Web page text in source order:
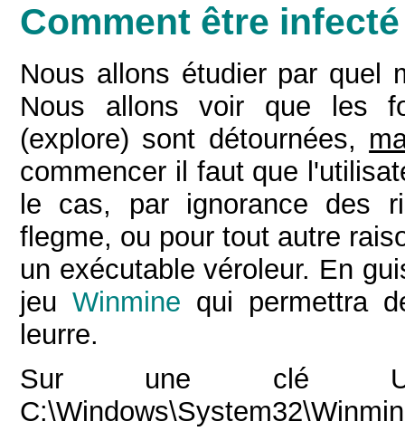
Comment être infecté
Nous allons étudier par quel
Nous allons voir que les
(explore) sont détournées,
commencer il faut que
le cas, par ignorance des
flegme, ou pour tout autre
un exécutable véroleur. En
jeuWinmine qui permettra
leurre.
Sur une clé